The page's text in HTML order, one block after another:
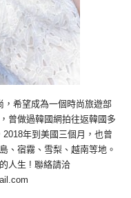
，希望成為一個時尚旅遊部
曾做過韓國網拍往返韓國多
年到美國三個月，也曾
、宿霧、雪梨、越南等地。
人生 ! 聯絡請洽